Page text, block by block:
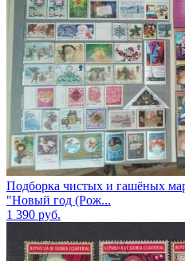
Подборка чистых и гашёных
"Новый год (Рож...
1 390 руб.